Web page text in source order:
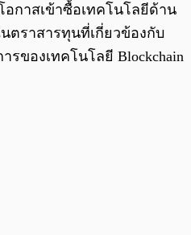
กาสเข้าซื้อเทคโนโลยีด้าน
ตราสารทุนที่เกี่ยวข้องกับ
ของเทคโนโลยี Blockchain